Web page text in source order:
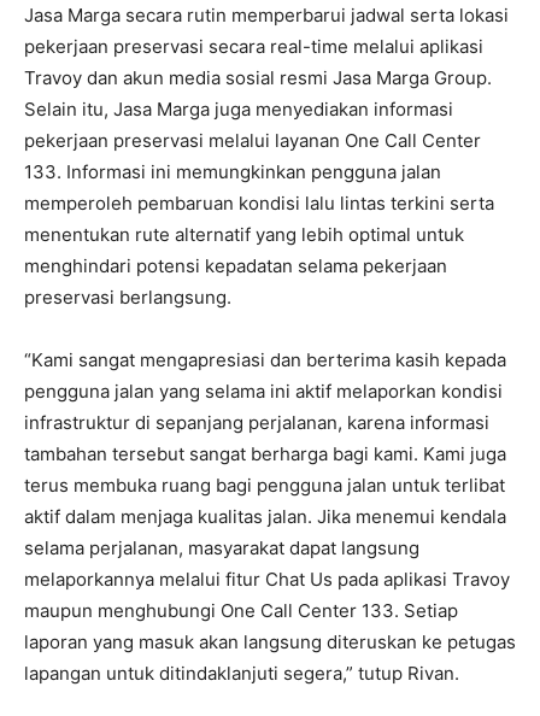
Jasa Marga secara rutin memperbarui jadwal serta lokasi
pekerjaan preservasi secara real-time melalui aplikasi
Travoy dan akun media sosial resmi Jasa Marga Group.
Selain itu, Jasa Marga juga menyediakan informasi
pekerjaan preservasi melalui layanan One Call Center
133. Informasi ini memungkinkan pengguna jalan
memperoleh pembaruan kondisi lalu lintas terkini serta
menentukan rute alternatif yang lebih optimal untuk
menghindari potensi kepadatan selama pekerjaan
preservasi berlangsung.
“Kami sangat mengapresiasi dan berterima kasih kepada
pengguna jalan yang selama ini aktif melaporkan kondisi
infrastruktur di sepanjang perjalanan, karena informasi
tambahan tersebut sangat berharga bagi kami. Kami juga
terus membuka ruang bagi pengguna jalan untuk terlibat
aktif dalam menjaga kualitas jalan. Jika menemui kendala
selama perjalanan, masyarakat dapat langsung
melaporkannya melalui fitur Chat Us pada aplikasi Travoy
maupun menghubungi One Call Center 133. Setiap
laporan yang masuk akan langsung diteruskan ke petugas
lapangan untuk ditindaklanjuti segera,” tutup Rivan.